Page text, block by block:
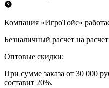
Компания «ИгроТойс»
Безналичный расчет на
Оптовые скидки:
При сумме заказа от 30 000
составит 20%.